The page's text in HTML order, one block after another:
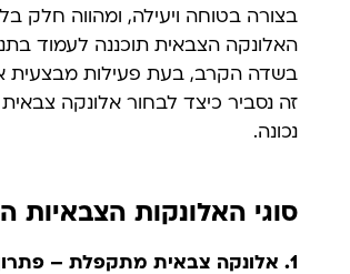
בצורה בטוחה ויעילה, ומהווה חלק
האלונקה הצבאית תוכננה לעמוד
בשדה הקרב, בעת פעילות מבצעית
זה נסביר כיצד לבחור אלונקה
נכונה.
סוגי האלונקות הצבאיות
1. אלונקה צבאית מתקפלת –